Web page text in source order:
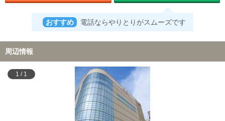
おすすめ 電話ならやりとりがスムーズです
周辺情報
1 / 1